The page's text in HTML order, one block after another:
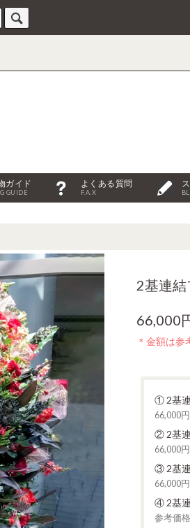
ガイド
GUIDE
よくある質問
F.A.X
2基連
66,000
＊金額は参
① 2基
66,000
② 2基
66,000
③ 2基
66,000
④ 2基
参考価